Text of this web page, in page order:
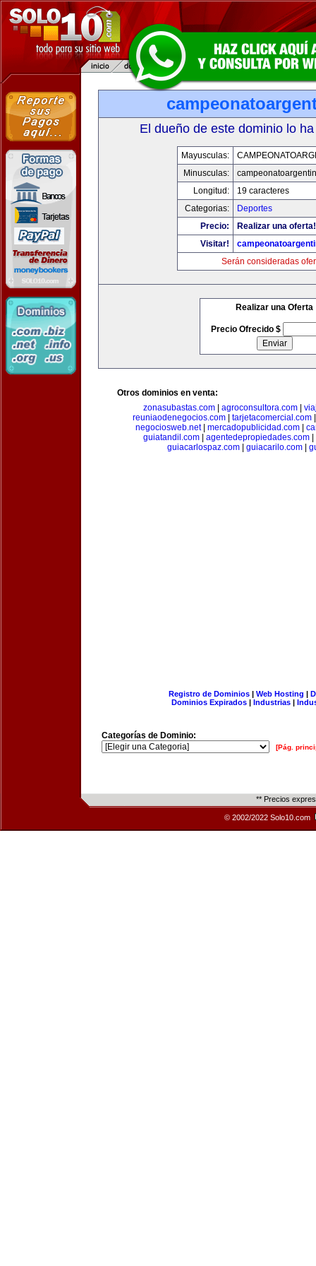
El dueño de este dominio lo
Mayusculas:
Minusculas:
Longitud:
19 caracteres
Categorias:
Deportes
Precio:
Realizar una oferta!
Visitar!
Serán consideradas
Realizar una Oferta
Precio Ofrecido $
Otros dominios en venta:
zonasubastas.com
agroconsultora.com
reuniaodenegocios.com| tarjetacomercial.com
negociosweb.net| mercadopublicidad.com
guiatandil.com| agentedepropiedades.com|
guiacarlospaz.com| guiacarilo.com|
Registro de Dominios| Web Hosting |
Dominios Expirados | Industrias |
Categorías de Dominio:
[Pág.
** Precios
© 2002/2022 Solo10.com